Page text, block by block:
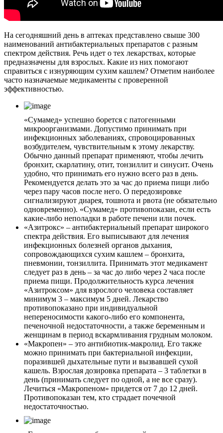
На сегодняшний день в аптеках представлено свыше 300
наименований антибактериальных препаратов с разным
спектром действия. Речь идет о тех лекарствах, которые
предназначены для взрослых. Какие из них помогают
справиться с изнуряющим сухим кашлем? Отметим наиболее
часто назначаемые медикаменты с проверенной
эффективностью.
«Сумамед» успешно борется с патогенными
микроорганизмами. Допустимо принимать при
инфекционных заболеваниях, спровоцированных
возбудителем, чувствительным к этому лекарству.
Обычно данный препарат применяют, чтобы лечить
бронхит, скарлатину, отит, тонзиллит и синусит. Очень
удобно, что принимать его нужно всего раз в день.
Рекомендуется делать это за час до приема пищи либо
через пару часов после него. О передозировке
сигнализируют диарея, тошнота и рвота (не обязательно
одновременно). «Сумамед» противопоказан, если есть
какие-либо неполадки в работе печени или почек.
«Азитрокс» – антибактериальный препарат широкого
спектра действия. Его выписывают для лечения
инфекционных болезней органов дыхания,
сопровождающихся сухим кашлем – бронхита,
пневмонии, тонзиллита. Принимать этот медикамент
следует раз в день – за час до либо через 2 часа после
приема пищи. Продолжительность курса лечения
«Азитроксом» для взрослого человека составляет
минимум 3 – максимум 5 дней. Лекарство
противопоказано при индивидуальной
непереносимости какого-либо его компонента,
печеночной недостаточности, а также беременным и
женщинам в период вскармливания грудным молоком.
«Макропен» – это антибиотик-макролид. Его также
можно принимать при бактериальной инфекции,
поразившей дыхательные пути и вызвавшей сухой
кашель. Взрослая дозировка препарата – 3 таблетки в
день (принимать следует по одной, а не все сразу).
Лечиться «Макропеном» придется от 7 до 12 дней.
Противопоказан тем, кто страдает почечной
недостаточностью.